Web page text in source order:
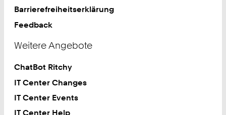
Barrierefreiheitserklärung
Feedback
Weitere Angebote
ChatBot Ritchy
IT Center Changes
IT Center Events
IT Center Help